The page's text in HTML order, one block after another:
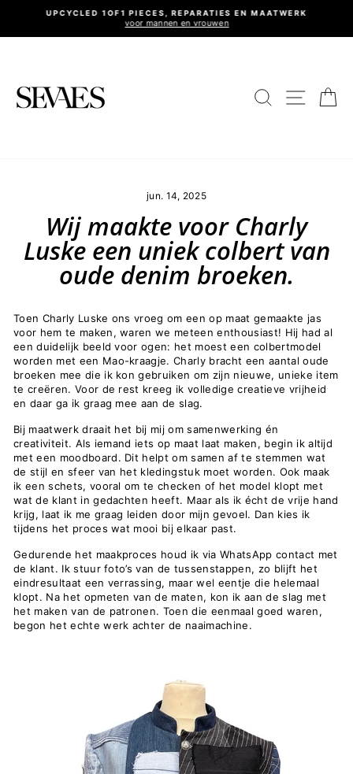
inhoud
Diavoorstelling
pauzeren
UPCYCLED 1OF1 PIECES, REPARATIES EN MAATWERK
voor mannen en vrouwen
Zoeken Site
jun. 14, 2025
Wij maakte voor Charly
Luske een uniek colbert van
oude denim broeken.
Toen Charly Luske ons vroeg om een op maat gemaakte jas
voor hem te maken, waren we meteen enthousiast! Hij had al
een duidelijk beeld voor ogen: het moest een colbertmodel
worden met een Mao-kraagje. Charly bracht een aantal oude
broeken mee die ik kon gebruiken om zijn nieuwe, unieke item
te creëren. Voor de rest kreeg ik volledige creatieve vrijheid
en daar ga ik graag mee aan de slag.
Bij maatwerk draait het bij mij om samenwerking én
creativiteit. Als iemand iets op maat laat maken, begin ik altijd
met een moodboard. Dit helpt om samen af te stemmen wat
de stijl en sfeer van het kledingstuk moet worden. Ook maak
ik een schets, vooral om te checken of het model klopt met
wat de klant in gedachten heeft. Maar als ik écht de vrije hand
krijg, laat ik me graag leiden door mijn gevoel. Dan kies ik
tijdens het proces wat mooi bij elkaar past.
Gedurende het maakproces houd ik via WhatsApp contact met
de klant. Ik stuur foto’s van de tussenstappen, zo blijft het
eindresultaat een verrassing, maar wel eentje die helemaal
klopt. Na het opmeten van de maten, kon ik aan de slag met
het maken van de patronen. Toen die eenmaal goed waren,
begon het echte werk achter de naaimachine.